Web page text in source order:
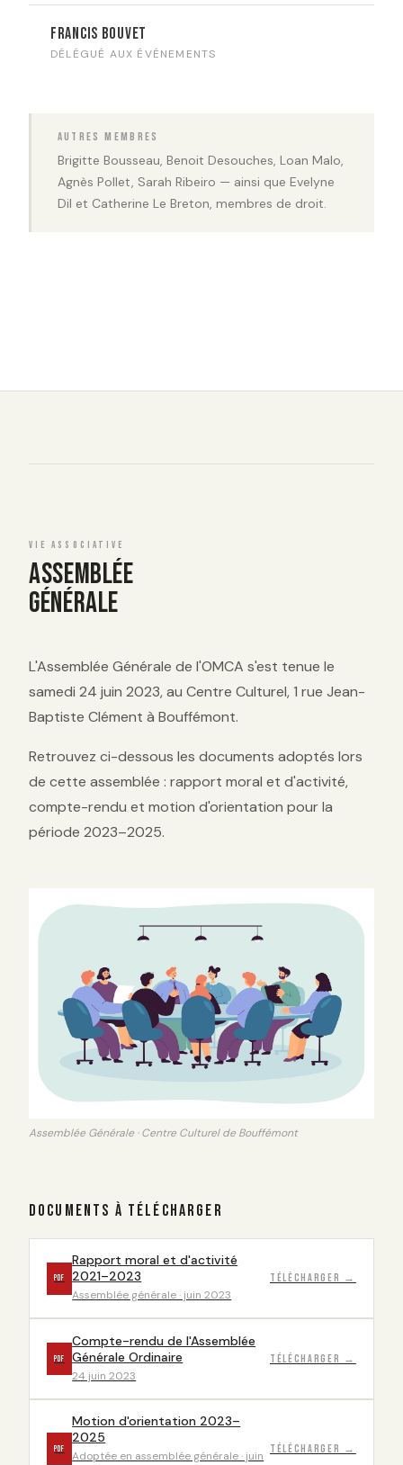
Francis Bouvet
DÉLÉGUÉ AUX ÉVÉNEMENTS
Autres membres
Brigitte Bousseau, Benoit Desouches, Loan Malo,
Agnès Pollet, Sarah Ribeiro — ainsi que Evelyne
Dil et Catherine Le Breton, membres de droit.
VIE ASSOCIATIVE
ASSEMBLÉE
GÉNÉRALE
L'Assemblée Générale de l'OMCA s'est tenue le
samedi 24 juin 2023, au Centre Culturel, 1 rue Jean-
Baptiste Clément à Bouffémont.
Retrouvez ci-dessous les documents adoptés lors
de cette assemblée : rapport moral et d'activité,
compte-rendu et motion d'orientation pour la
période 2023–2025.
Assemblée Générale · Centre Culturel de Bouffémont
DOCUMENTS À TÉLÉCHARGER
PDF
Rapport moral et d'activité
2021–2023
Assemblée générale · juin 2023
Télécharger →
PDF
Compte-rendu de l'Assemblée
Générale Ordinaire
24 juin 2023
Télécharger →
PDF
Motion d'orientation 2023–
2025
Adoptée en assemblée générale · juin Télécharger →